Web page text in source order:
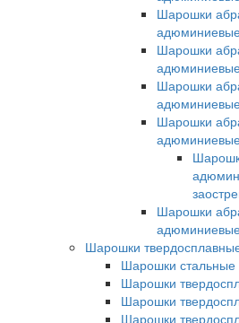
Шарошки
Шарошки
Шарошки
Шарошки
Шарошки
Шарошки
Шарошки стальные
Шарошки
Шарошки
Шарошки